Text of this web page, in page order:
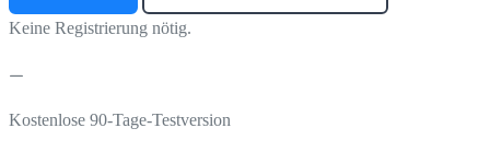
Keine Registrierung nötig.
Kostenlose 90-Tage-Testversion